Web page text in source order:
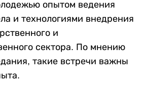
опытом ведения
и технологиями внедрения
и
сектора. По мнению
такие встречи важны